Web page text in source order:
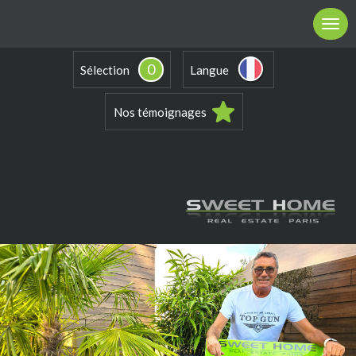
Sélection 0 Langue
Nos témoignages